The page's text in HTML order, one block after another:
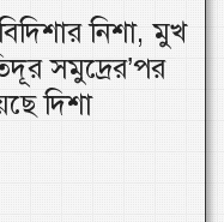
নিশা, মুখ
সমুদ্রের’পর
দিশা